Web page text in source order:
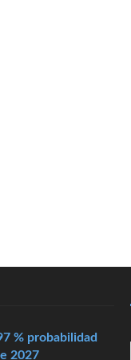
% probabilidad
2027